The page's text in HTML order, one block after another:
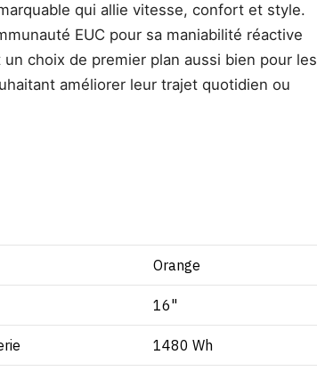
qui allie vitesse, confort et style.
EUC pour sa maniabilité réactive
choix de premier plan aussi bien pour les
améliorer leur trajet quotidien ou
Orange
16"
1480 Wh